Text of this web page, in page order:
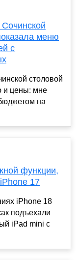
меню
с
столовой
и цены: мне
на
функции,
17
iPhone 18
подъехали
iPad mini с